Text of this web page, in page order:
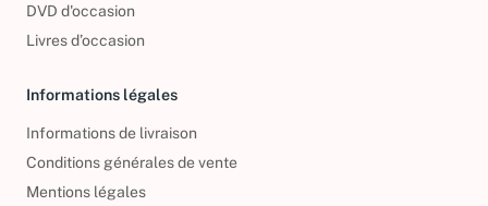
DVD d'occasion
Livres d’occasion
Informations légales
Informations de livraison
Conditions générales de vente
Mentions légales